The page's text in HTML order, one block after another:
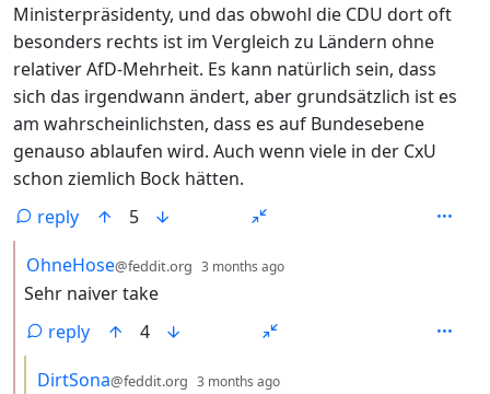
Ministerpräsidenty, und das obwohl die CDU dort oft
besonders rechts ist im Vergleich zu Ländern ohne
relativer AfD-Mehrheit. Es kann natürlich sein, dass
sich das irgendwann ändert, aber grundsätzlich ist es
am wahrscheinlichsten, dass es auf Bundesebene
genauso ablaufen wird. Auch wenn viele in der CxU
schon ziemlich Bock hätten.
reply
5
by
OhneHose@feddit.org 3 months ago
Sehr naiver take
reply
4
by
DirtSona@feddit.org 3 months ago